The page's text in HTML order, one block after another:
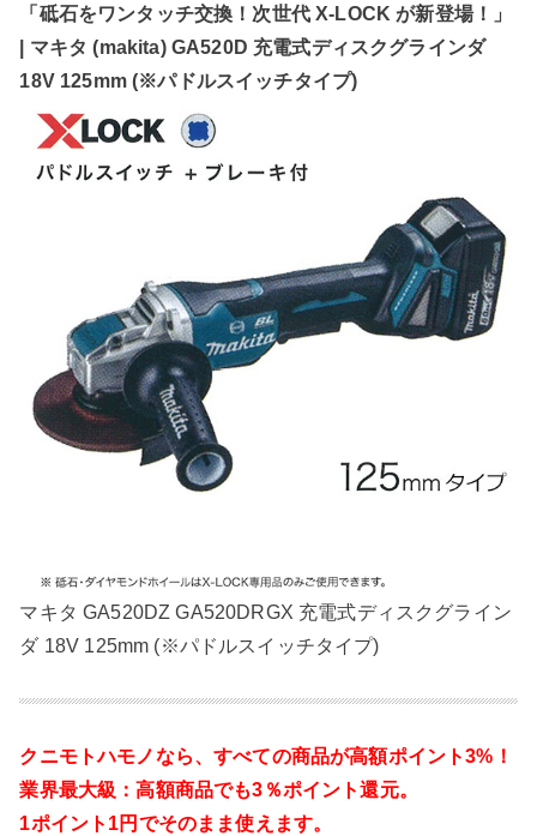
「砥石をワンタッチ交換！次世代 X-LOCK が新登場！」
| マキタ (makita) GA520D 充電式ディスクグラインダ
18V 125mm (※パドルスイッチタイプ)
マキタ GA520DZ GA520DRGX 充電式ディスクグライン
ダ 18V 125mm (※パドルスイッチタイプ)
クニモトハモノなら、すべての商品が高額ポイント3%！
業界最大級：高額商品でも3％ポイント還元。
1ポイント1円でそのまま使えます。